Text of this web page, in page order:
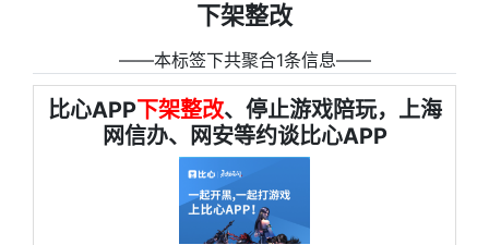
下架整改
――本标签下共聚合1条信息――
比心APP下架整改、停止游戏陪玩，上海
网信办、网安等约谈比心APP